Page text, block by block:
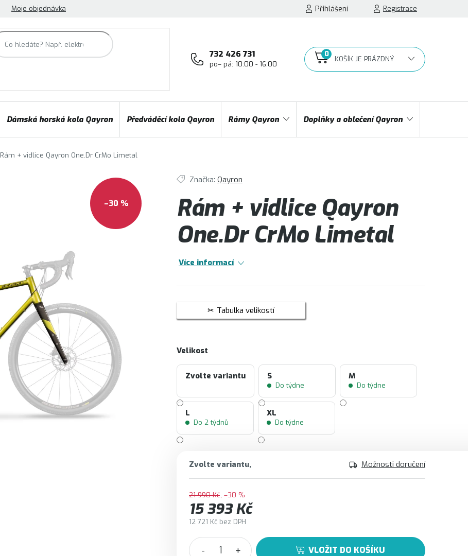
Moje objednávka Přihlášení Registrace
732 426 731
po– pá: 10:00 - 16:00
NÁKUPNÍ
Dámská horská kola Qayron Předváděcí kola Qayron Rámy Qayron Doplňky a oblečení Qayron
Rám + vidlice Qayron One.Dr CrMo Limetal
Rám + vidlice Qayron
One.Dr CrMo Limetal
Značka:Qayron
Více informací
Tabulka velikostí
Velikost
Zvolte variantu S
Do týdne
M
Do týdne
L
Do 2 týdnů
XL
Do týdne
Zvolte variantu Možnosti doručení
21 990 Kč –30 %
15 393 Kč
12 721 Kč bez DPH
VLOŽIT DO KOŠÍKU
–30 %